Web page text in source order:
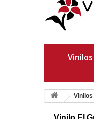
Vinilos
Vinilos